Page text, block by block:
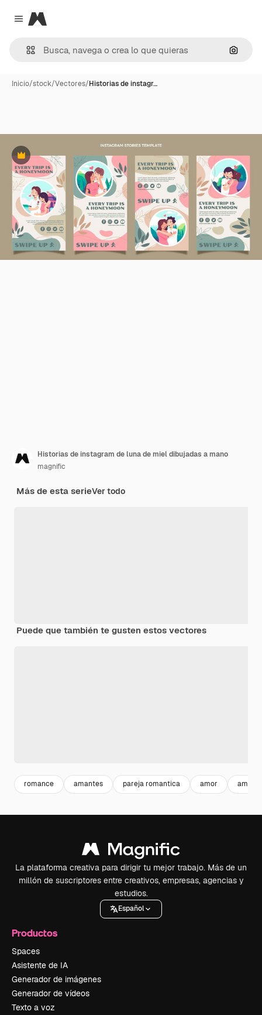
Close menu
Magnific
Inicio/stock/Vectores/Historias de instagr…
Premium
Historias de instagram de luna de miel dibujadas a mano
magnific
Más de esta serieVer todo
Puede que también te gusten estos vectores
romance amantes pareja romantica amor amor
La plataforma creativa para dirigir tu mejor trabajo. Más de un
millón de suscriptores entre creativos, empresas, agencias y
estudios.
Español
Productos
Spaces
Asistente de IA
Generador de imágenes
Generador de vídeos
Texto a voz